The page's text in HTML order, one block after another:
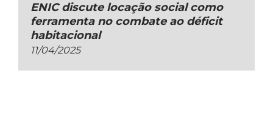
ENIC discute locação social como
ferramenta no combate ao déficit
habitacional
11/04/2025